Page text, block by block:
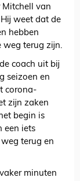
Mitchell van
weet dat de
hebben
weg terug zijn.
coach uit bij
seizoen en
corona-
zijn zaken
begin is
een iets
terug en
minuten